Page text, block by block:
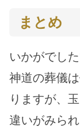
まとめ
いかがでし
神道の葬儀
りますが、
違いがみられ